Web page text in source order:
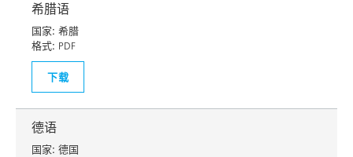
希腊语
国家: 希腊
格式: PDF
下载
德语
国家: 德国